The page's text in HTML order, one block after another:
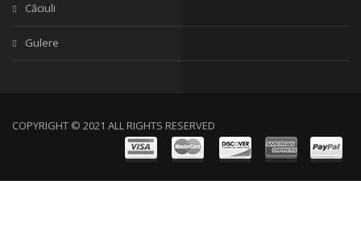
Căciuli
Gulere
COPYRIGHT © 2021 ALL RIGHTS RESERVED